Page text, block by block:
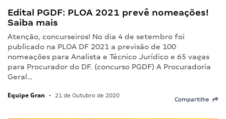
Edital PGDF: PLOA 2021 prevê nomeações!
Saiba mais
Atenção, concurseiros! No dia 4 de setembro foi
publicado na PLOA DF 2021 a previsão de 100
nomeações para Analista e Técnico Jurídico e 65 vagas
para Procurador do DF. (concurso PGDF) A Procuradoria
Geral…
Equipe Gran • 21 de Outubro de 2020
Compartilhe